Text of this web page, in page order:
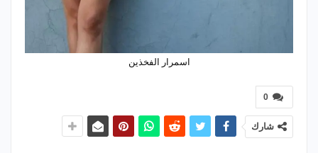
اسمرار الفخذين
0
شارك